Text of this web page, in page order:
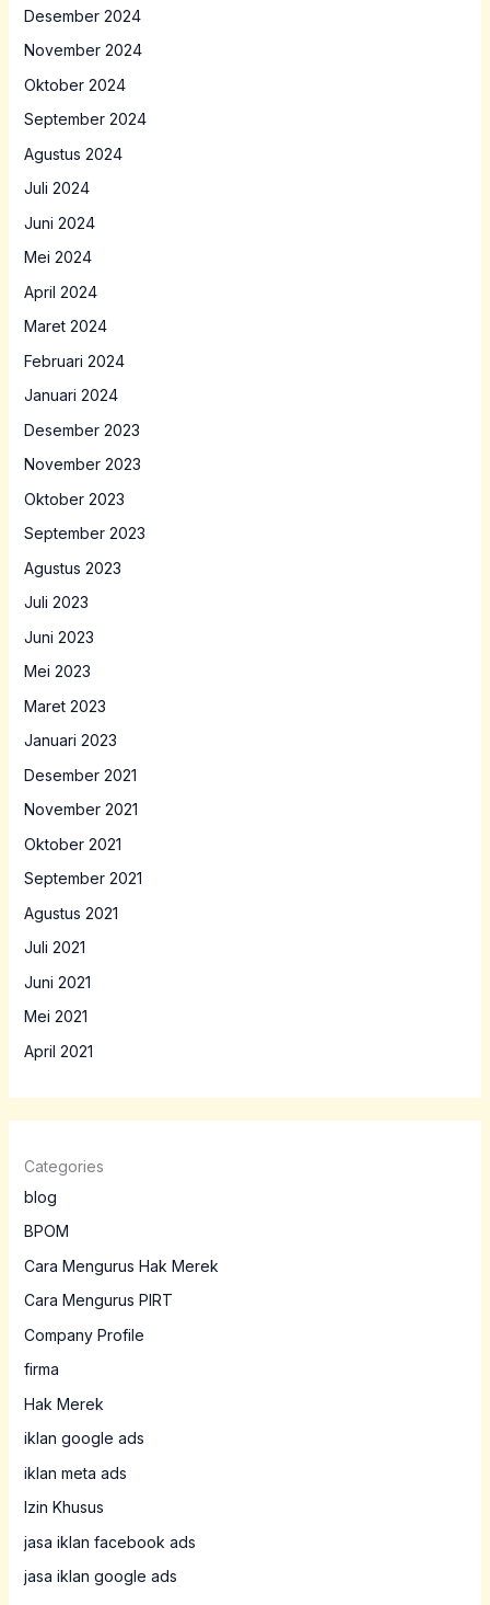
Desember 2024
November 2024
Oktober 2024
September 2024
Agustus 2024
Juli 2024
Juni 2024
Mei 2024
April 2024
Maret 2024
Februari 2024
Januari 2024
Desember 2023
November 2023
Oktober 2023
September 2023
Agustus 2023
Juli 2023
Juni 2023
Mei 2023
Maret 2023
Januari 2023
Desember 2021
November 2021
Oktober 2021
September 2021
Agustus 2021
Juli 2021
Juni 2021
Mei 2021
April 2021
Categories
blog
BPOM
Cara Mengurus Hak Merek
Cara Mengurus PIRT
Company Profile
firma
Hak Merek
iklan google ads
iklan meta ads
Izin Khusus
jasa iklan facebook ads
jasa iklan google ads